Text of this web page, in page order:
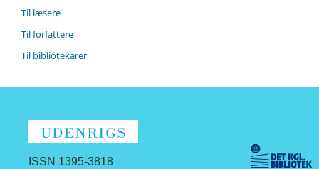
Til læsere
Til forfattere
Til bibliotekarer
ISSN 1395-3818